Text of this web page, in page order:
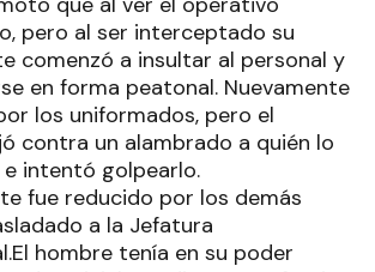
pero al ser interceptado su
comenzó a insultar al personal y
en forma peatonal. Nuevamente
los uniformados, pero el
contra un alambrado a quién lo
intentó golpearlo.
fue reducido por los demás
a la Jefatura
hombre tenía en su poder